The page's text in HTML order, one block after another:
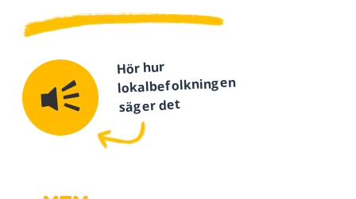
Hör hur
lokalbefolkningen
säger det